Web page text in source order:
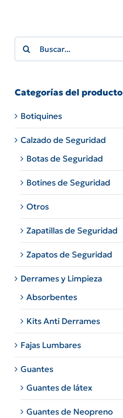
Search
for:
Categorías del producto
Botiquines
Calzado de Seguridad
Botas de Seguridad
Botines de Seguridad
Otros
Zapatillas de Seguridad
Zapatos de Seguridad
Derrames y Limpieza
Absorbentes
Kits Anti Derrames
Fajas Lumbares
Guantes
Guantes de látex
Guantes de Neopreno